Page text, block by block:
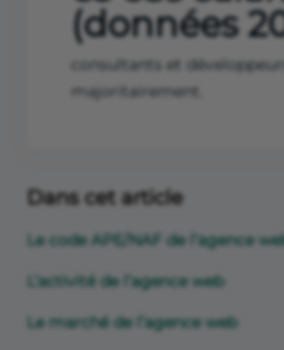
(données
consultants et
majoritairement.
Dans cet article
Le code APE/NAF de l’agence
L’activité de l’agence web
Le marché de l’agence web